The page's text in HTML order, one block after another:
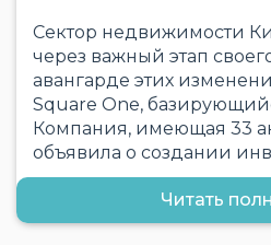
Сектор недвижимости
через важный этап
авангарде этих
Square One,
Компания, имеющая 33
объявила о создании
Читать